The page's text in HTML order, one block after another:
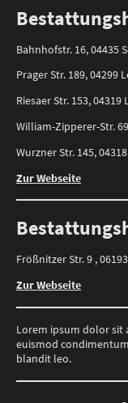
Bahnhofstr. 16, 04435
Prager Str. 189, 04299
Riesaer Str. 153,
William-Zipperer-Str.
Wurzner Str. 145,
Zur Webseite
Frößnitzer Str. 9 ,
Zur Webseite
Lorem ipsum dolor sit
euismod
blandit leo.